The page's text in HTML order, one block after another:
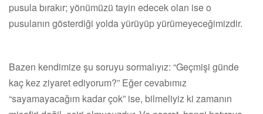
pusula bırakır; yönümüzü tayin edecek olan ise o
pusulanın gösterdiği yolda yürüyüp yürümeyeceğimizdir.
Bazen kendimize şu soruyu sormalıyız: “Geçmişi günde
kaç kez ziyaret ediyorum?” Eğer cevabımız
“sayamayacağım kadar çok” ise, bilmeliyiz ki zamanın